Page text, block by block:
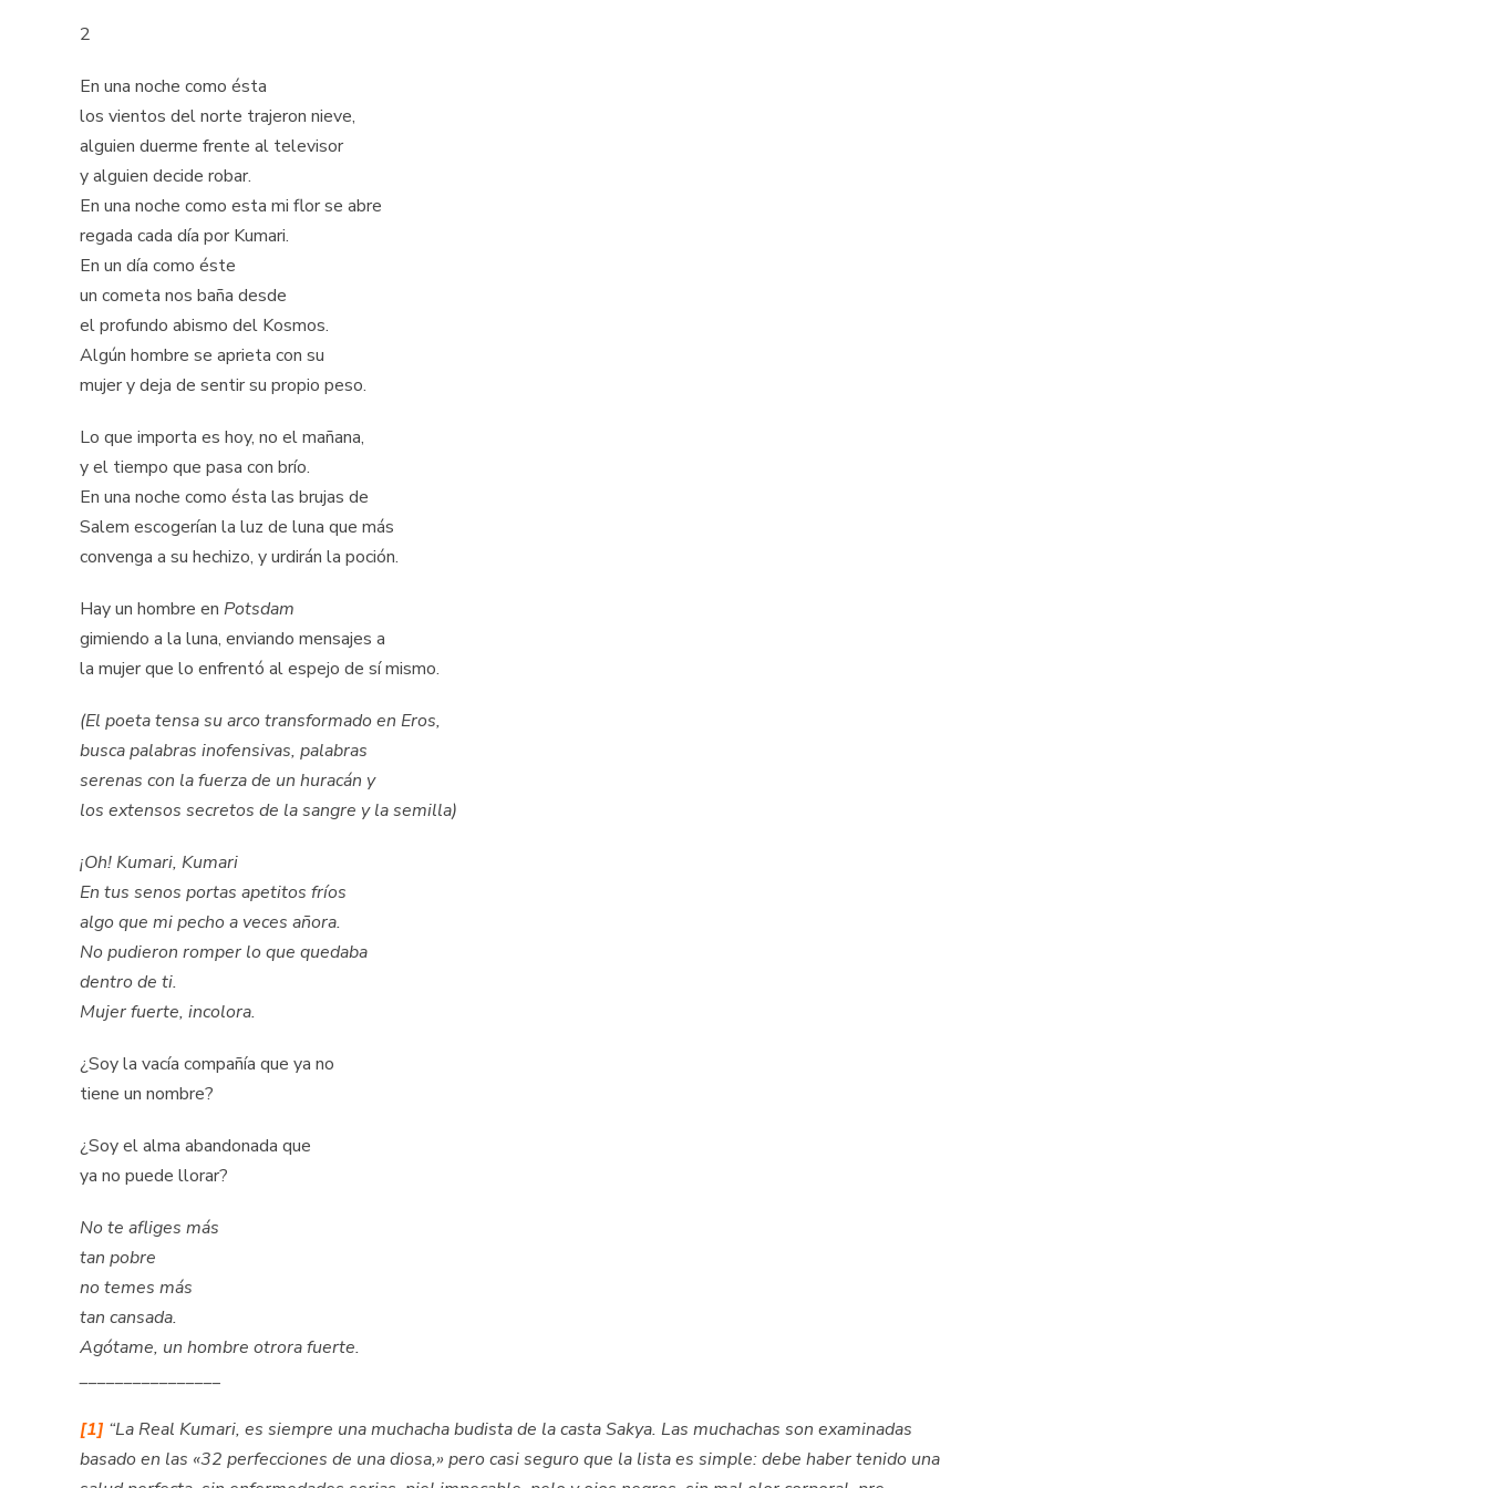
2
En una noche como ésta
los vientos del norte trajeron nieve,
alguien duerme frente al televisor
y alguien decide robar.
En una noche como esta mi flor se abre
regada cada día por Kumari.
En un día como éste
un cometa nos baña desde
el profundo abismo del Kosmos.
Algún hombre se aprieta con su
mujer y deja de sentir su propio peso.
Lo que importa es hoy, no el mañana,
y el tiempo que pasa con brío.
En una noche como ésta las brujas de
Salem escogerían la luz de luna que más
convenga a su hechizo, y urdirán la poción.
Hay un hombre en Potsdam
gimiendo a la luna, enviando mensajes a
la mujer que lo enfrentó al espejo de sí mismo.
(El poeta tensa su arco transformado en Eros,
busca palabras inofensivas, palabras
serenas con la fuerza de un huracán y
los extensos secretos de la sangre y la semilla)
¡Oh! Kumari, Kumari
En tus senos portas apetitos fríos
algo que mi pecho a veces añora.
No pudieron romper lo que quedaba
dentro de ti.
Mujer fuerte, incolora.
¿Soy la vacía compañía que ya no
tiene un nombre?
¿Soy el alma abandonada que
ya no puede llorar?
No te afliges más
tan pobre
no temes más
tan cansada.
Agótame, un hombre otrora fuerte.
________________
[1] “La Real Kumari, es siempre una muchacha budista de la casta Sakya. Las muchachas son examinadas
basado en las «32 perfecciones de una diosa,» pero casi seguro que la lista es simple: debe haber tenido una